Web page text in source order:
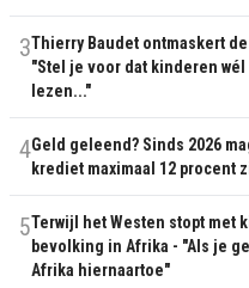
3Thierry Baudet ontmaskert
"Stel je voor dat kinderen
lezen..."
4Geld geleend? Sinds 2026
krediet maximaal 12 procent
5Terwijl het Westen stopt met
bevolking in Afrika - "Als je
Afrika hiernaartoe"